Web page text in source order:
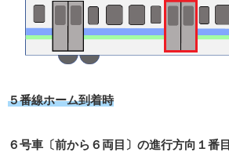
５番線ホーム到着時
６号車〔前から６両目〕の進行方向１番目